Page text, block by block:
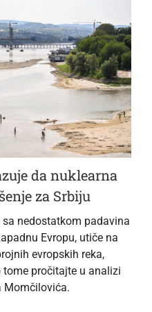
da nuklearna
za Srbiju
nedostatkom padavina
Evropu, utiče na
evropskih reka,
tome pročitajte u analizi
Momčilovića.